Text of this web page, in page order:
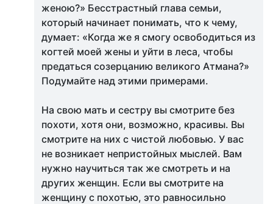
женою?» Бесстрастный глава семьи,
который начинает понимать, что к чему,
думает: «Когда же я смогу освободиться из
когтей моей жены и уйти в леса, чтобы
предаться созерцанию великого Атмана?»
Подумайте над этими примерами.
На свою мать и сестру вы смотрите без
похоти, хотя они, возможно, красивы. Вы
смотрите на них с чистой любовью. У вас
не возникает непристойных мыслей. Вам
нужно научиться так же смотреть и на
других женщин. Если вы смотрите на
женщину с похотью, это равносильно